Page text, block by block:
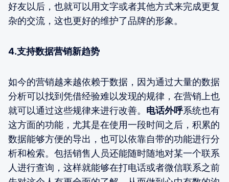
好友以后，也就可以用文字或者其他方式来完成更复
杂的交流，这也更好的维护了品牌的形象。
4.支持数据营销新趋势
如今的营销越来越依赖于数据，因为通过大量的数据
分析可以找到凭借经验难以发现的规律，在营销上也
就可以通过这些规律来进行改善。 电话外呼系统也有
这方面的功能，尤其是在使用一段时间之后，积累的
数据能够方便的导出，也可以依靠自带的功能进行分
析和检索。包括销售人员还能随时随地对某一个联系
人进行查询，这样就能够在打电话或者微信联系之前